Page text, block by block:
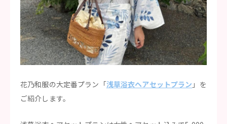
花乃和服の大定番プラン「浅草浴衣ヘアセットプラン 」を
ご紹介します。